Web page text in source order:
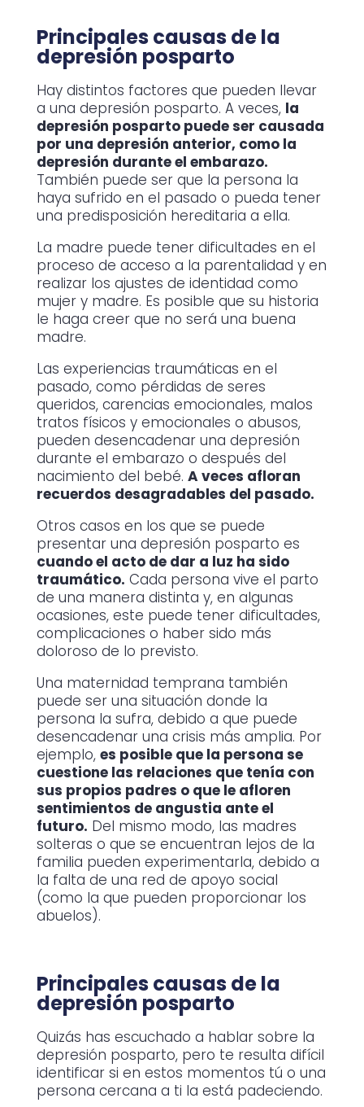
Principales causas de la
depresión posparto
Hay distintos factores que pueden llevar
a una depresión posparto. A veces, la
depresión posparto puede ser causada
por una depresión anterior, como la
depresión durante el embarazo.
También puede ser que la persona la
haya sufrido en el pasado o pueda tener
una predisposición hereditaria a ella.
La madre puede tener dificultades en el
proceso de acceso a la parentalidad y en
realizar los ajustes de identidad como
mujer y madre. Es posible que su historia
le haga creer que no será una buena
madre.
Las experiencias traumáticas en el
pasado, como pérdidas de seres
queridos, carencias emocionales, malos
tratos físicos y emocionales o abusos,
pueden desencadenar una depresión
durante el embarazo o después del
nacimiento del bebé. A veces afloran
recuerdos desagradables del pasado.
Otros casos en los que se puede
presentar una depresión posparto es
cuando el acto de dar a luz ha sido
traumático. Cada persona vive el parto
de una manera distinta y, en algunas
ocasiones, este puede tener dificultades,
complicaciones o haber sido más
doloroso de lo previsto.
Una maternidad temprana también
puede ser una situación donde la
persona la sufra, debido a que puede
desencadenar una crisis más amplia. Por
ejemplo, es posible que la persona se
cuestione las relaciones que tenía con
sus propios padres o que le afloren
sentimientos de angustia ante el
futuro. Del mismo modo, las madres
solteras o que se encuentran lejos de la
familia pueden experimentarla, debido a
la falta de una red de apoyo social
(como la que pueden proporcionar los
abuelos).
Principales causas de la
depresión posparto
Quizás has escuchado a hablar sobre la
depresión posparto, pero te resulta difícil
identificar si en estos momentos tú o una
persona cercana a ti la está padeciendo.